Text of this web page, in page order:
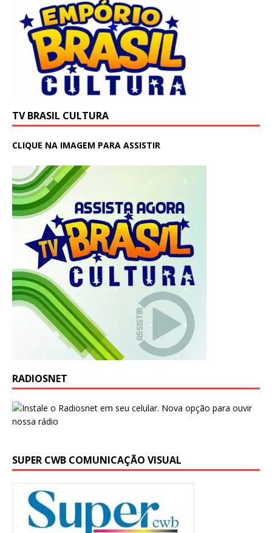
TV BRASIL CULTURA
CLIQUE NA IMAGEM PARA ASSISTIR
RADIOSNET
SUPER CWB COMUNICAÇÃO VISUAL